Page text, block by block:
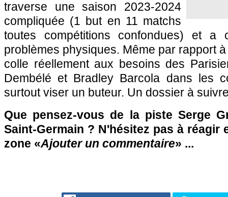
traverse une saison 2023-2024
compliquée (1 but en 11 matchs
toutes compétitions confondues) et a
problèmes physiques. Même par rapport
colle réellement aux besoins des
Dembélé et Bradley Barcola dans les
surtout viser un buteur. Un dossier à
Que pensez-vous de la piste Serge
Saint-Germain ? N'hésitez pas à réagir
zone «Ajouter un commentaire» ...